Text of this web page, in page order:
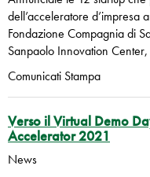
dell’acceleratore d’impresa
Fondazione Compagnia di
Sanpaolo Innovation
Comunicati Stampa
Verso il Virtual Demo
Accelerator 2021
News